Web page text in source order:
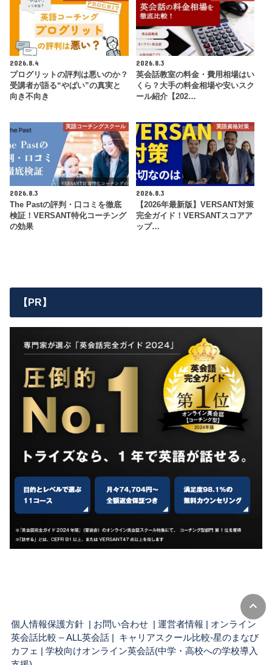
2026.8.4
プログリットの評判は悪いのか？
受講者が語る“やばい”の真実と
向き不向き
2026.8.3
英会話教室の料金・費用相場はい
くら？大手の料金相場や安いスク
ール紹介【202…
英語コーチングスクール
2026.8.3
The Pastの評判・口コミを徹底
検証！VERSANT特化コーチング
の効果
英語資格対策
2026.8.3
【2026年最新版】VERSANT対策
完全ガイド！VERSANTスコアア
ップ…
【PR】
個人情報保護方針| お問い合わせ| 運営者情報
オンライン
英会話比較 – ALL英会話| キャリアスクール比較-星のまなび
カフェ | 学校向けオンライン英会話(中学・高校への学校導入